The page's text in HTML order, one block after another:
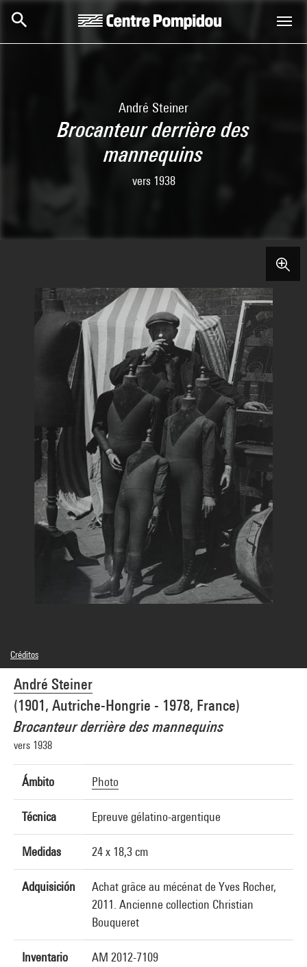
Centre Pompidou
André Steiner
Brocanteur derrière des
mannequins
vers 1938
André Steiner
(1901, Autriche-Hongrie - 1978, France)
Brocanteur derrière des mannequins
vers 1938
Ámbito Photo
Técnica Epreuve gélatino-argentique
Medidas 24 x 18,3 cm
Adquisición
Achat grâce au mécénat de Yves Rocher,
2011. Ancienne collection Christian
Bouqueret
Inventario AM 2012-7109
Créditos
© André Steiner
Créditos fotográficos : Centre Pompidou, MNAM-CCI/Samuel Kalika/Dist.
GrandPalaisRmn
Referencia de la imagen : 4N80390
Difusión de la imagen :GrandPalaisRmnPhoto